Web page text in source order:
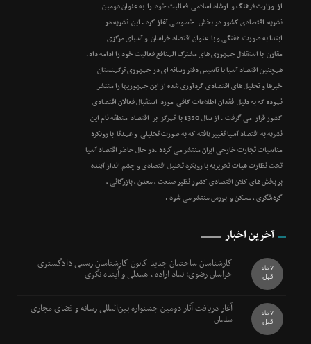
از وزارت فرهنگ و ارشاد اسلامی فعالیت خود را به عنوان دومین
نشریه اقتصادی کشور در بخش خصوصی آغاز کرد . این نشریه در
ابتدا به صورت هفتگی و با عنوان اقتصاد خراسان و آسیای مرکزی
مقارن با استقلال جمهوری های مشترک المنافع فعالیت خود را ادامه داد.
همچنین اقتصاد آسیا با تاسیس دفتر رسانه ای در جمهوری ترکمنستان
خبرها و تحلیل های اقتصادی گردآوری شده از این جمهوریها را منتشر
نموده که به دلیل فقدان اطلاعات کافی مورد استقبال فعالان اقتصادی
کشور قرار می گرفت . از سال 1380 با تمرکز بر اقتصاد منطقه نام این
نشریه به اقتصاد آسیا تغییر یافته که به صورت تحلیلی و عمدتا با رویکرد
مناسبات تجارت خارجی ایران منتشر می گردد .در حال حاضر اقتصاد آسیا
تحت نظارت هیات تحریریه با رویکرد تحلیل اقتصادی و چشم انداز آینده
بر بخش های کلان اقتصادی کشور نظیر صنعت ، معدن ، بازرگانی ،
گردشگری ، مسکن و بورس منتشر می شود .
آخرین اخبار
کارشناسان ساختمان جدید کانون کارشناسان رسمی دادگستری
خراسان رضوی؛ نماد اراده ، همدلی و آینده نگری 7 ماه
قبل
آغاز دریافت آثار دومین جشنواره بین‌المللی رسانه و فضای مجازی
سلمان 7 ماه
قبل